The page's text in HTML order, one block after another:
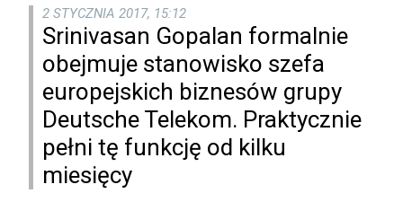
2 STYCZNIA 2017, 15:12
Srinivasan Gopalan formalnie
obejmuje stanowisko szefa
europejskich biznesów grupy
Deutsche Telekom. Praktycznie
pełni tę funkcję od kilku
miesięcy